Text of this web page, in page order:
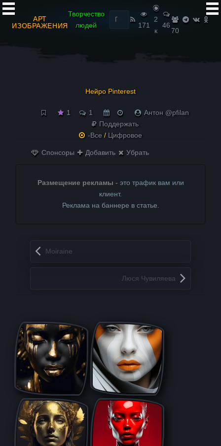
АРТ
ИЗОБРАЖЕНИЯ
Творчество
людей
Найти:
171
2
к
46
70
Нейро Pinterest
1 1
Антон @pfilan
Поддержать
-Все / Цифровое
Спонсоры Добавить Убрать
Размещение рекламы - это трафик вам или
клиент.
Реклама на баннере в статье.
Запись навигация
Moiraine
Люся Чувиляева